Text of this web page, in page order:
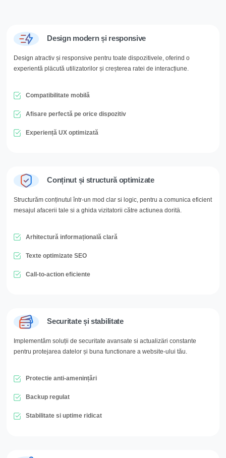
Design modern și responsive
Design atractiv și responsive pentru toate dispozitivele, oferind o
experientă pläcută utilizatorilor și creșterea ratei de interacțiune.
Compatibilitate mobilă
Afisare perfectă pe orice dispozitiv
Experiență UX optimizată
Conținut și structură optimizate
Structurăm conținutul într-un mod clar si logic, pentru a comunica eficient
mesajul afacerii tale si a ghida vizitatorii către actiunea doritä.
Arhitectură informațională clară
Texte optimizate SEO
Call-to-action eficiente
Securitate și stabilitate
Implementăm soluții de securitate avansate si actualizäri constante
pentru protejarea datelor și buna functionare a website-ului tău.
Protectie anti-amenințări
Backup regulat
Stabilitate si uptime ridicat